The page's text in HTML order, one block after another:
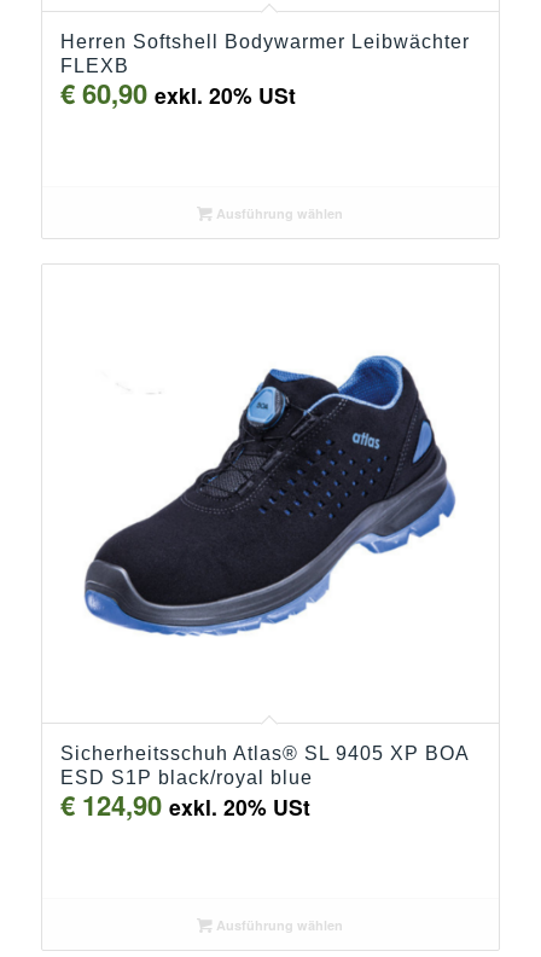
Herren Softshell Bodywarmer Leibwächter
FLEXB
€60,90 exkl. 20% USt
Ausführung wählen
Sicherheitsschuh Atlas® SL 9405 XP BOA
ESD S1P black/royal blue
€124,90 exkl. 20% USt
Ausführung wählen